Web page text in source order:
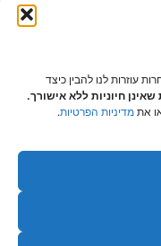
עוזרות לנו להבין כיצד
שאינן חיוניות ללא אישורך.
את מדיניות הפרטיות.
תקנון ומידניות